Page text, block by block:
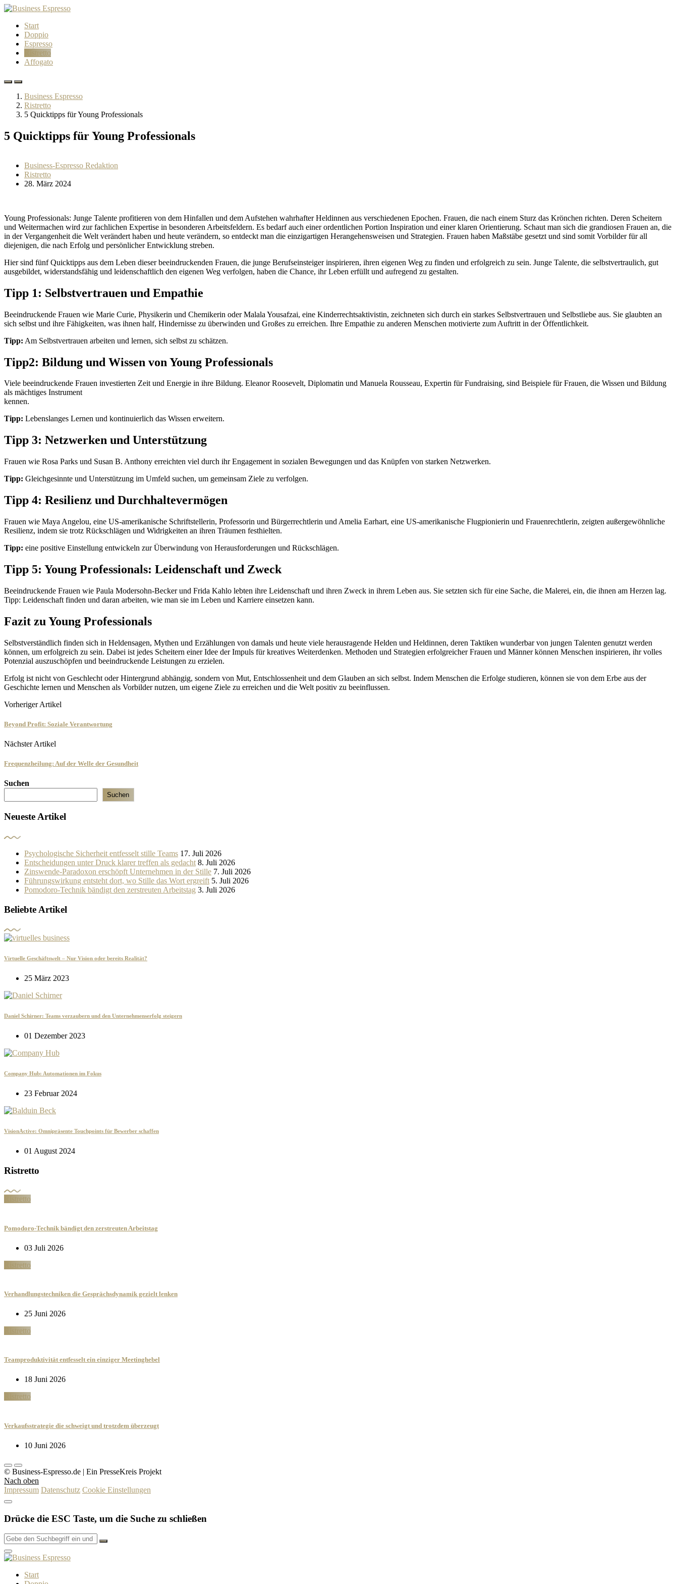
Start
Doppio
Espresso
Ristretto
Affogato
Business Espresso
Ristretto
5 Quicktipps für Young Professionals
5 Quicktipps für Young Professionals
Business-Espresso Redaktion
Ristretto
28. März 2024
Young Professionals: Junge Talente profitieren von dem Hinfallen und dem Aufstehen wahrhafter Heldinnen aus verschiedenen Epochen. Frauen, die nach einem Sturz das Krönchen richten. Deren Scheitern
und Weitermachen wird zur fachlichen Expertise in besonderen Arbeitsfeldern. Es bedarf auch einer ordentlichen Portion Inspiration und einer klaren Orientierung. Schaut man sich die grandiosen Frauen an, die
in der Vergangenheit die Welt verändert haben und heute verändern, so entdeckt man die einzigartigen Herangehensweisen und Strategien. Frauen haben Maßstäbe gesetzt und sind somit Vorbilder für all
diejenigen, die nach Erfolg und persönlicher Entwicklung streben.
Hier sind fünf Quicktipps aus dem Leben dieser beeindruckenden Frauen, die junge Berufseinsteiger inspirieren, ihren eigenen Weg zu finden und erfolgreich zu sein. Junge Talente, die selbstvertraulich, gut
ausgebildet, widerstandsfähig und leidenschaftlich den eigenen Weg verfolgen, haben die Chance, ihr Leben erfüllt und aufregend zu gestalten.
Tipp 1: Selbstvertrauen und Empathie
Beeindruckende Frauen wie Marie Curie, Physikerin und Chemikerin oder Malala Yousafzai, eine Kinderrechtsaktivistin, zeichneten sich durch ein starkes Selbstvertrauen und Selbstliebe aus. Sie glaubten an
sich selbst und ihre Fähigkeiten, was ihnen half, Hindernisse zu überwinden und Großes zu erreichen. Ihre Empathie zu anderen Menschen motivierte zum Auftritt in der Öffentlichkeit.
Tipp: Am Selbstvertrauen arbeiten und lernen, sich selbst zu schätzen.
Tipp2: Bildung und Wissen von Young Professionals
Viele beeindruckende Frauen investierten Zeit und Energie in ihre Bildung. Eleanor Roosevelt, Diplomatin und Manuela Rousseau, Expertin für Fundraising, sind Beispiele für Frauen, die Wissen und Bildung
als mächtiges Instrument
kennen.
Tipp: Lebenslanges Lernen und kontinuierlich das Wissen erweitern.
Tipp 3: Netzwerken und Unterstützung
Frauen wie Rosa Parks und Susan B. Anthony erreichten viel durch ihr Engagement in sozialen Bewegungen und das Knüpfen von starken Netzwerken.
Tipp: Gleichgesinnte und Unterstützung im Umfeld suchen, um gemeinsam Ziele zu verfolgen.
Tipp 4: Resilienz und Durchhaltevermögen
Frauen wie Maya Angelou, eine US-amerikanische Schriftstellerin, Professorin und Bürgerrechtlerin und Amelia Earhart, eine US-amerikanische Flugpionierin und Frauenrechtlerin, zeigten außergewöhnliche
Resilienz, indem sie trotz Rückschlägen und Widrigkeiten an ihren Träumen festhielten.
Tipp: eine positive Einstellung entwickeln zur Überwindung von Herausforderungen und Rückschlägen.
Tipp 5: Young Professionals: Leidenschaft und Zweck
Beeindruckende Frauen wie Paula Modersohn-Becker und Frida Kahlo lebten ihre Leidenschaft und ihren Zweck in ihrem Leben aus. Sie setzten sich für eine Sache, die Malerei, ein, die ihnen am Herzen lag.
Tipp: Leidenschaft finden und daran arbeiten, wie man sie im Leben und Karriere einsetzen kann.
Fazit zu Young Professionals
Selbstverständlich finden sich in Heldensagen, Mythen und Erzählungen von damals und heute viele herausragende Helden und Heldinnen, deren Taktiken wunderbar von jungen Talenten genutzt werden
können, um erfolgreich zu sein. Dabei ist jedes Scheitern einer Idee der Impuls für kreatives Weiterdenken. Methoden und Strategien erfolgreicher Frauen und Männer können Menschen inspirieren, ihr volles
Potenzial auszuschöpfen und beeindruckende Leistungen zu erzielen.
Erfolg ist nicht von Geschlecht oder Hintergrund abhängig, sondern von Mut, Entschlossenheit und dem Glauben an sich selbst. Indem Menschen die Erfolge studieren, können sie von dem Erbe aus der
Geschichte lernen und Menschen als Vorbilder nutzen, um eigene Ziele zu erreichen und die Welt positiv zu beeinflussen.
Vorheriger Artikel
Beyond Profit: Soziale Verantwortung
Nächster Artikel
Frequenzheilung: Auf der Welle der Gesundheit
Suchen
Suchen
Neueste Artikel
Psychologische Sicherheit entfesselt stille Teams 17. Juli 2026
Entscheidungen unter Druck klarer treffen als gedacht 8. Juli 2026
Zinswende-Paradoxon erschöpft Unternehmen in der Stille 7. Juli 2026
Führungswirkung entsteht dort, wo Stille das Wort ergreift 5. Juli 2026
Pomodoro-Technik bändigt den zerstreuten Arbeitstag 3. Juli 2026
Beliebte Artikel
Virtuelle Geschäftswelt – Nur Vision oder bereits Realität?
25 März 2023
Daniel Schirner: Teams verzaubern und den Unternehmenserfolg steigern
01 Dezember 2023
Company Hub: Automationen im Fokus
23 Februar 2024
VisionActive: Omnipräsente Touchpoints für Bewerber schaffen
01 August 2024
Ristretto
Ristretto
Pomodoro-Technik bändigt den zerstreuten Arbeitstag
03 Juli 2026
Ristretto
Verhandlungstechniken die Gesprächsdynamik gezielt lenken
25 Juni 2026
Ristretto
Teamproduktivität entfesselt ein einziger Meetinghebel
18 Juni 2026
Ristretto
Verkaufsstrategie die schweigt und trotzdem überzeugt
10 Juni 2026
© Business-Espresso.de | Ein PresseKreis Projekt
Nach oben
Impressum Datenschutz Cookie Einstellungen
Drücke die ESC Taste, um die Suche zu schließen
Start